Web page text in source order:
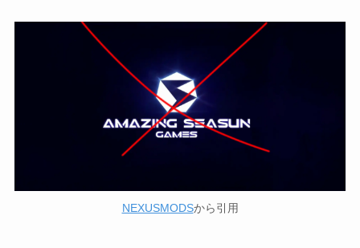
NEXUSMODSから引用